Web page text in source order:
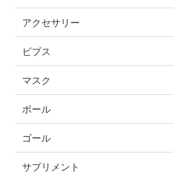
アクセサリー
ビブス
マスク
ボール
ゴール
サプリメント